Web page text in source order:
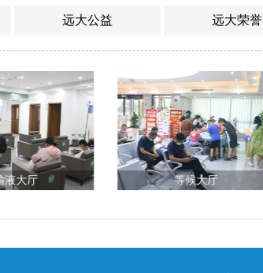
远大公益 远大荣誉
液大厅 等候大厅